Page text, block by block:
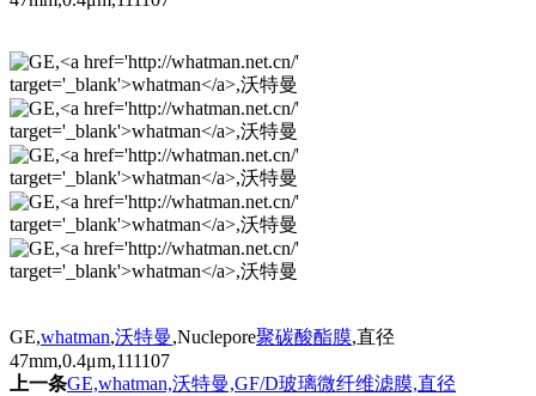
GE,whatman,沃特曼,Nuclepore聚碳酸酯膜,直径
47mm,0.4μm,111107
上一条GE,whatman,沃特曼,GF/D玻璃微纤维滤膜,直径